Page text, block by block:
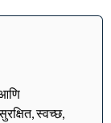
स्वच्छ,